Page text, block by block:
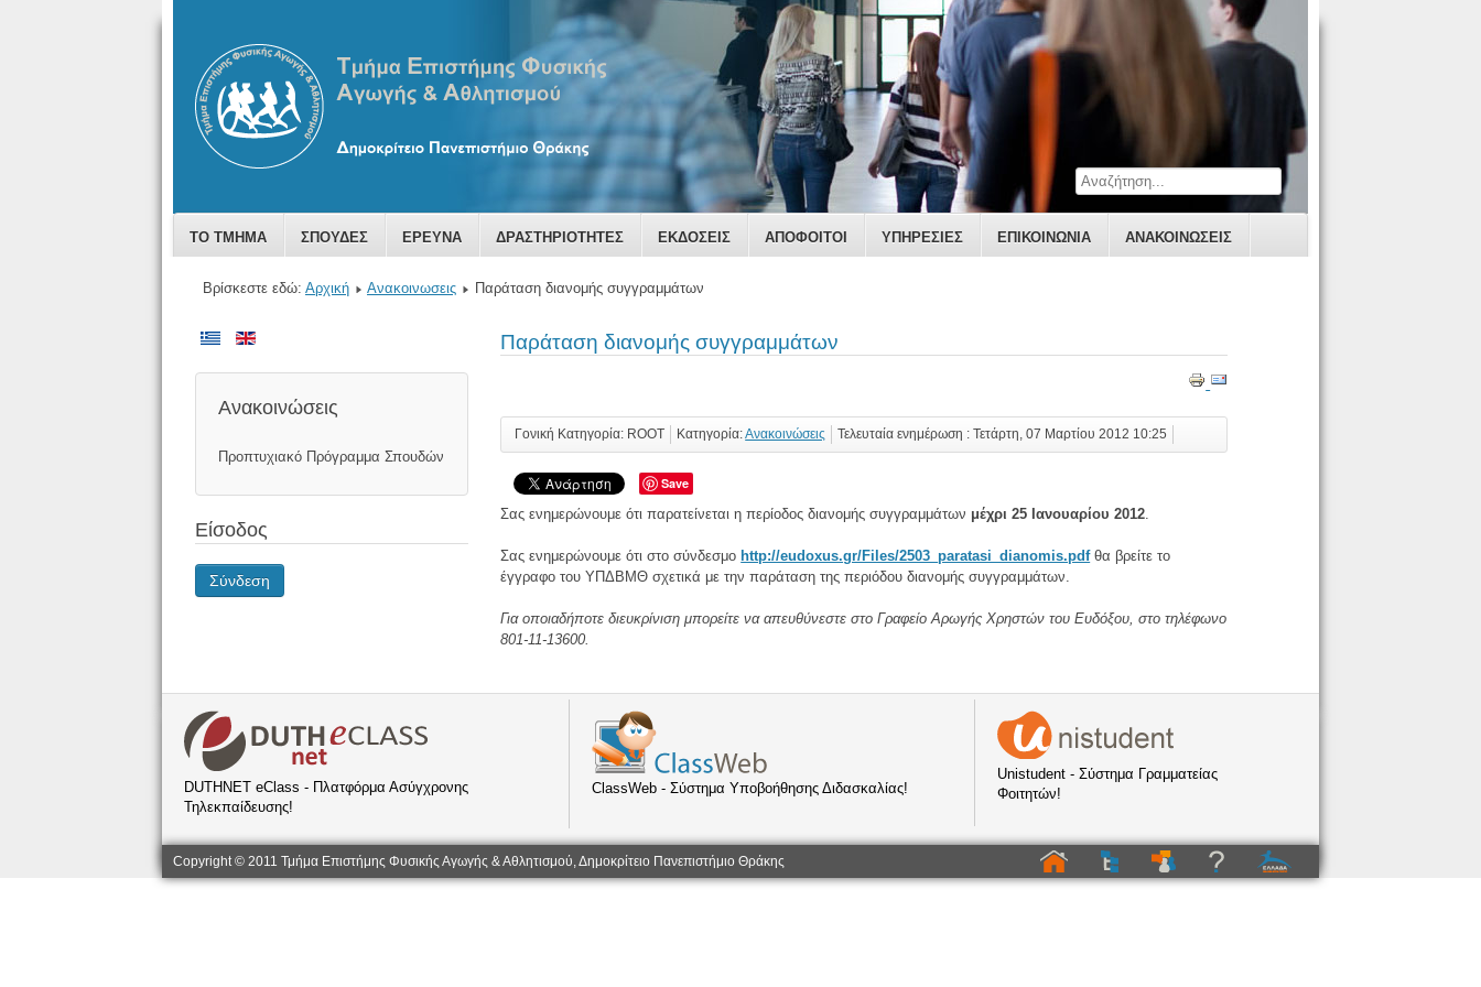
ΤΟ ΤΜΗΜΑ ΣΠΟΥΔΕΣ ΕΡΕΥΝΑ ΔΡΑΣΤΗΡΙΟΤΗΤΕΣ ΕΚΔΟΣΕΙΣ ΑΠΟΦΟΙΤΟΙ ΥΠΗΡΕΣΙΕΣ ΕΠΙΚΟΙΝΩΝΊΑ ΑΝΑΚΟΙΝΩΣΕΙΣ
Βρίσκεστε εδώ: Αρχική Ανακοινωσεις Παράταση διανομής συγγραμμάτων
Ανακοινώσεις
Προπτυχιακό Πρόγραμμα Σπουδών
Είσοδος
Σύνδεση
Παράταση διανομής συγγραμμάτων
Γονική Κατηγορία: ROOT Κατηγορία:Ανακοινώσεις Τελευταία ενημέρωση : Τετάρτη, 07 Μαρτίου 2012 10:25
Save
Σας ενημερώνουμε ότι παρατείνεται η περίοδος διανομής συγγραμμάτων μέχρι 25 Ιανουαρίου 2012
Σας ενημερώνουμε ότι στο σύνδεσμο http://eudoxus.gr/Files/2503_paratasi_dianomis.pdfθα βρείτε το
έγγραφο του ΥΠΔΒΜΘ σχετικά με την παράταση της περιόδου διανομής συγγραμμάτων.
Για οποιαδήποτε διευκρίνιση μπορείτε να απευθύνεστε στο Γραφείο Αρωγής Χρηστών του Ευδόξου, στο τηλέφωνο
801-11-13600.
DUTHNET eClass - Πλατφόρμα Ασύγχρονης
Τηλεκπαίδευσης!
ClassWeb - Σύστημα Υποβοήθησης Διδασκαλίας!
Unistudent - Σύστημα Γραμματείας
Φοιτητών!
Copyright © 2011 Τμήμα Επιστήμης Φυσικής Αγωγής & Αθλητισμού, Δημοκρίτειο Πανεπιστήμιο Θράκης